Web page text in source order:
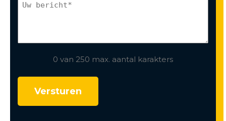
0 van 250 max. aantal karakters